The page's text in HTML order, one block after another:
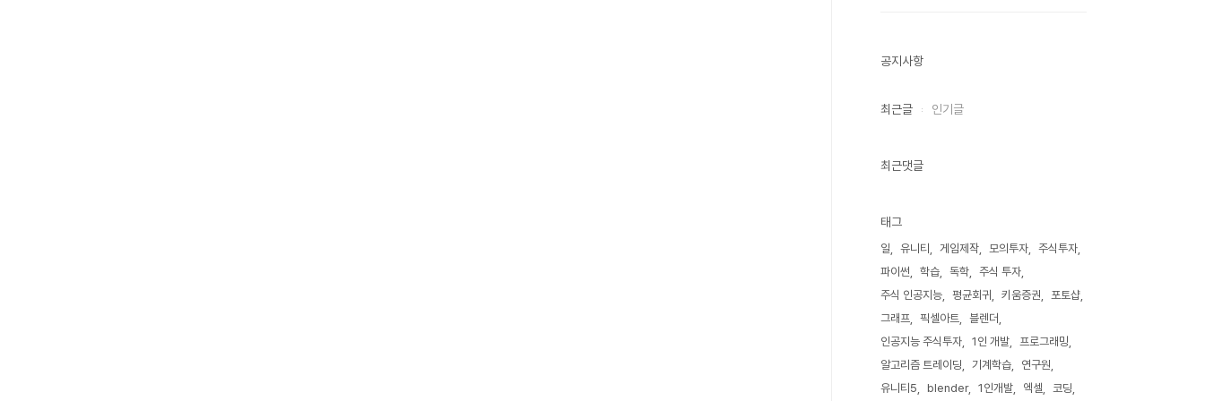
공지사항
최근글 인기글
최근댓글
태그
일 유니티 게임제작 모의투자
주식투자
파이썬
학습 독학
주식 투자
주식 인공지능
평균회귀 키움증권
포토샵
그래프
픽셀아트
블렌더
인공지능 주식투자
1인 개발
프로그래밍
알고리즘 트레이딩
기계학습
연구원
유니티5
blender 1인개발 엑셀 코딩